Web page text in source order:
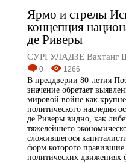
Ярмо и стрелы
концепция
де Риверы
СУРГУЛАДЗЕ Вахтанг
0 1266
В преддверии 80-летия
значение обретает
мировой войне как
политического наследия
де Риверы видно, как
тяжелейшего
сложившегося
форм которого правившие
политических движениях